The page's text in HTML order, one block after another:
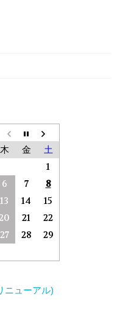
木 金 土
1
6 7
8
13 14
15
21
22
27 28
29
ニューアル)